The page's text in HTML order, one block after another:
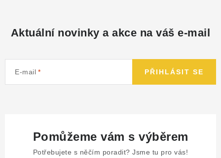
Aktuální novinky a akce na váš e-mail
E-mail PŘIHLÁSIT SE
Pomůžeme vám s výběrem
Potřebujete s něčím poradit? Jsme tu pro vás!